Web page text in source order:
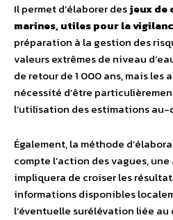
Il permet d’élaborer desjeux de
marines, utiles pour la
préparation à la gestion des
valeurs extrêmes de niveau
de retour de 1 000 ans, mais les
nécessité d’être
l’utilisation des estimations au-
Également, la méthode
compte l’action des vagues,
impliquera de croiser les
informations disponibles
l’éventuelle surélévation liée